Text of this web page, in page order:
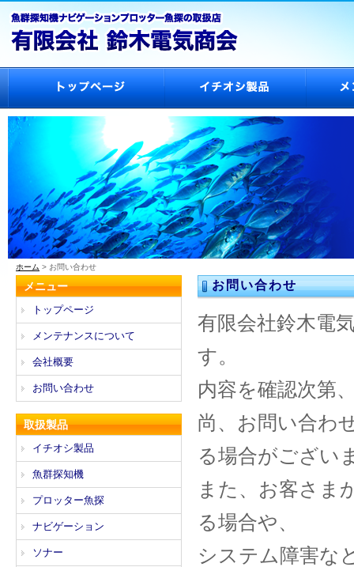
ホーム > お問い合わせ
お問い合わせ
有限会社鈴木電
す。
内容を確認次第
尚、お問い合わ
る場合がござい
また、お客さま
る場合や、
システム障害な
メニュー
トップページ
メンテナンスについて
会社概要
お問い合わせ
取扱製品
イチオシ製品
魚群探知機
プロッター魚探
ナビゲーション
ソナー